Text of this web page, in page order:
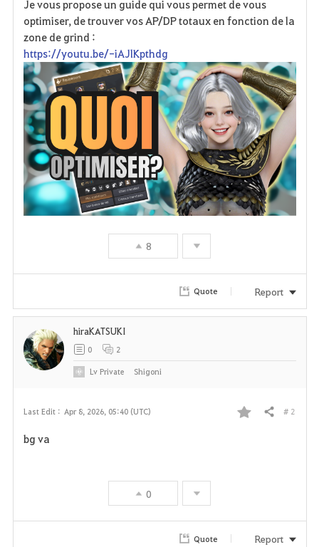
v
r
i
t
e
Je vous propose un guide qui vous permet de vous
optimiser, de trouver vos AP/DP totaux en fonction de la
zone de grind :
https://youtu.be/-iAJlKpthdg
8
Quote Report
Last Edit : Apr 8, 2026, 05:40 (UTC)
F
Share # 2
bg va
0
hiraKATSUKI
0 2
LvPrivate Shigoni
Quote Report